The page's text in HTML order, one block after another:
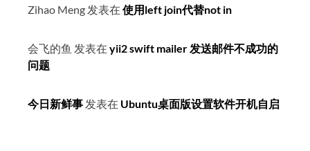
Zihao Meng 发表在 使用left join代替not in
会飞的鱼 发表在 yii2 swift mailer 发送邮件不成功的
问题
今日新鲜事 发表在 Ubuntu桌面版设置软件开机自启